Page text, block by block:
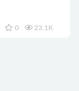
0 23.1K